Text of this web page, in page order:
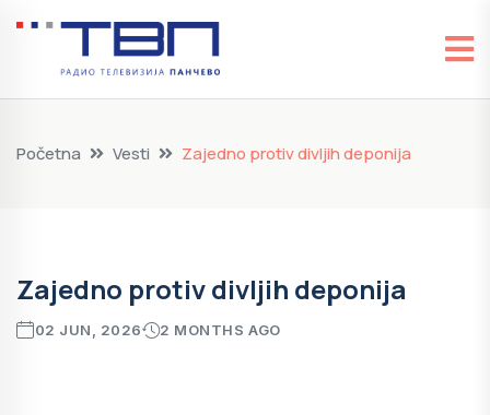
Početna Vesti Zajedno protiv divljih deponija
Zajedno protiv divljih deponija
02 JUN, 2026 2 MONTHS AGO